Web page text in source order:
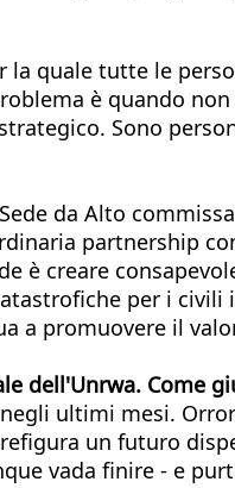
quale tutte le
è quando
Sono
da Alto
partnership
è creare
per i civili
a promuovere il
dell'Unrwa. Come g
ultimi mesi.
un futuro
vada finire - e